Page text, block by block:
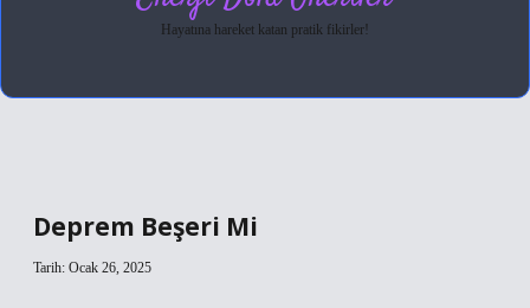
Hayatına hareket katan pratik fikirler!
Deprem Beşeri Mi
Tarih: Ocak 26, 2025